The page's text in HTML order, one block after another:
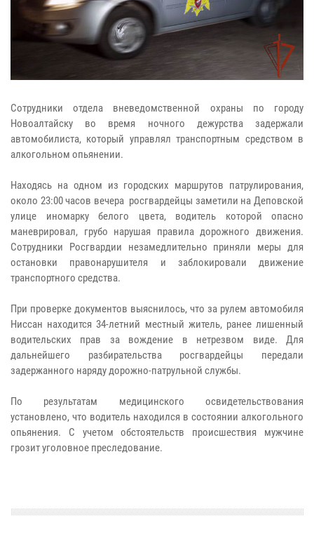
Сотрудники отдела вневедомственной охраны по городу
Новоалтайску во время ночного дежурства задержали
автомобилиста, который управлял транспортным средством в
алкогольном опьянении.
Находясь на одном из городских маршрутов патрулирования,
около 23:00 часов вечера росгвардейцы заметили на Деповской
улице иномарку белого цвета, водитель которой опасно
маневрировал, грубо нарушая правила дорожного движения.
Сотрудники Росгвардии незамедлительно приняли меры для
остановки правонарушителя и заблокировали движение
транспортного средства.
При проверке документов выяснилось, что за рулем автомобиля
Ниссан находится 34-летний местный житель, ранее лишенный
водительских прав за вождение в нетрезвом виде. Для
дальнейшего разбирательства росгвардейцы передали
задержанного наряду дорожно-патрульной службы.
По результатам медицинского освидетельствования
установлено, что водитель находился в состоянии алкогольного
опьянения. С учетом обстоятельств происшествия мужчине
грозит уголовное преследование.